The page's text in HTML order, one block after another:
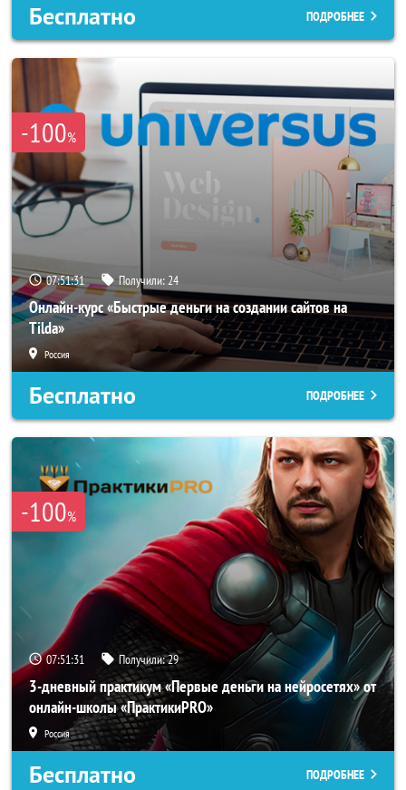
Бесплатно ПОДРОБНЕЕ
-100%
07:51:29 Получили:24
Онлайн-курс «Быстрые деньги на создании сайтов на
Tilda»
Россия
Бесплатно ПОДРОБНЕЕ
-100%
07:51:29 Получили:29
3-дневный практикум «Первые деньги на нейросетях» от
онлайн-школы «ПрактикиPRO»
Россия
Бесплатно ПОДРОБНЕЕ